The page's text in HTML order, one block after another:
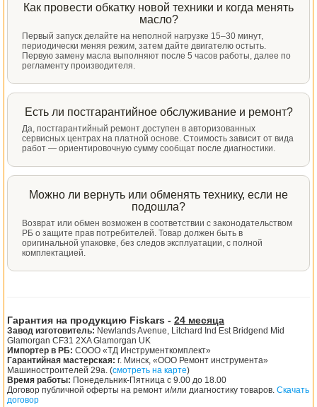
Как провести обкатку новой техники и когда менять
масло?
Первый запуск делайте на неполной нагрузке 15–30 минут,
периодически меняя режим, затем дайте двигателю остыть.
Первую замену масла выполняют после 5 часов работы, далее по
регламенту производителя.
Есть ли постгарантийное обслуживание и ремонт?
Да, постгарантийный ремонт доступен в авторизованных
сервисных центрах на платной основе. Стоимость зависит от вида
работ — ориентировочную сумму сообщат после диагностики.
Можно ли вернуть или обменять технику, если не
подошла?
Возврат или обмен возможен в соответствии с законодательством
РБ о защите прав потребителей. Товар должен быть в
оригинальной упаковке, без следов эксплуатации, с полной
комплектацией.
Гарантия на продукцию Fiskars - 24 месяца
Завод изготовитель: Newlands Avenue, Litchard Ind Est Bridgend Mid
Glamorgan CF31 2XA Glamorgan UK
Импортер в РБ: СООО «ТД Инструменткомплект»
Гарантийная мастерская: г. Минск, «ООО Ремонт инструмента»
Машиностроителей 29а. (смотреть на карте)
Время работы: Понедельник-Пятница с 9.00 до 18.00
Договор публичной оферты на ремонт и/или диагностику товаров. Скачать
договор